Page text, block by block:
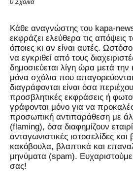
0 Σχόλια
Kάθε αναγνώστης του kapa-
εκφράζει ελεύθερα τις απόψεις
όποιες κι αν είναι αυτές.
να εγκριθεί από τους
δημοσιεύεται λίγη ώρα μετά
μόνα σχόλια που
διαγράφονται είναι όσα
προσβλητικές εκφράσεις ή
γράφονται μόνο για να
προσωπική αντιπαράθεση με
(flaming), όσα διαφημίζουν
ανταγωνιστικές ιστοσελίδες και
κακόβουλα, βλαπτικά και
μηνύματα (spam).
σας!